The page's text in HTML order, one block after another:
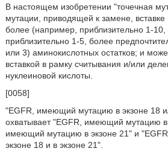
В настоящем изобретении "точечная
мутации, приводящей к замене,
более (например, приблизительно 1-10,
приблизительно 1-5, более
или 3) аминокислотных остатков; и
вставкой в рамку считывания и/или
нуклеиновой кислоты.
[0058]
"EGFR, имеющий мутацию в экзоне 18
охватывает "EGFR, имеющий мутацию в
имеющий мутацию в экзоне 21" и
экзоне 18 и в экзоне 21".